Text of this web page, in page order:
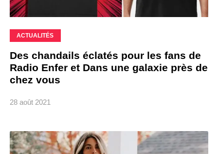
ACTUALITÉS
Des chandails éclatés pour les fans de
Radio Enfer et Dans une galaxie près de
chez vous
28 août 2021